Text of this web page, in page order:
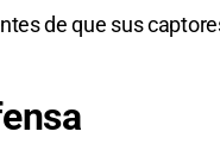
de que sus